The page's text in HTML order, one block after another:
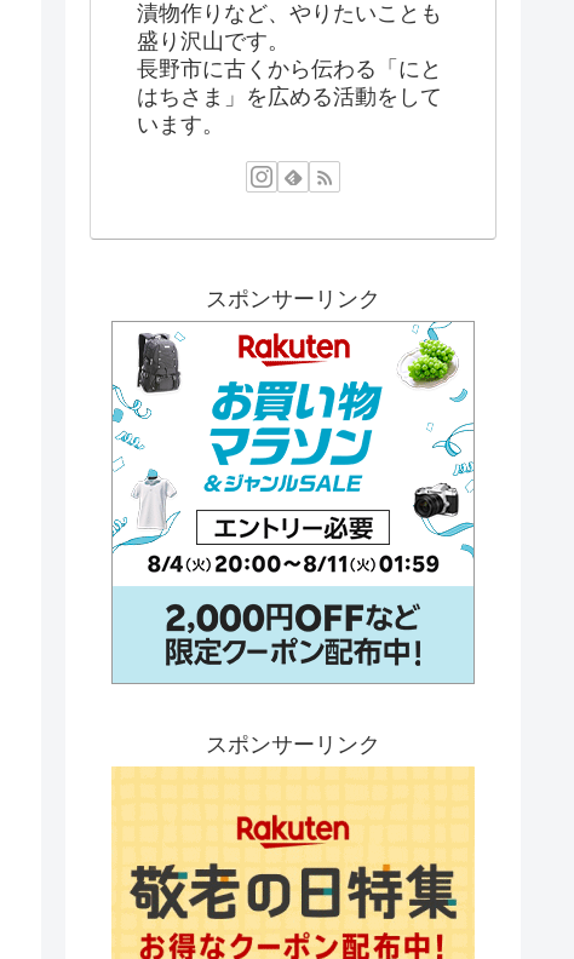
漬物作りなど、やりたいことも
盛り沢山です。
長野市に古くから伝わる「にと
はちさま」を広める活動をして
います。
スポンサーリンク
スポンサーリンク